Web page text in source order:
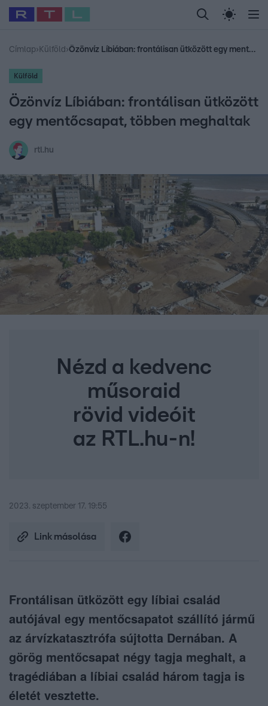
Legfrissebb RTL Híradó Randi Celeb vagyok,
Babits Marcella Most Wanted Gallusz
Címlap› Külföld › Özönvíz Líbiában: frontálisan ütközött egy mentőcsapat, többen meghaltak
Külföld
Özönvíz Líbiában: frontálisan ütközött
egy mentőcsapat, többen meghaltak
rtl.hu
Nézd a kedvenc
műsoraid
rövid videóit
az RTL.hu-n!
2023. szeptember 17. 19:55
Link másolása
Frontálisan ütközött egy líbiai család
autójával egy mentőcsapatot szállító jármű
az árvízkatasztrófa sújtotta Dernában. A
görög mentőcsapat négy tagja meghalt, a
tragédiában a líbiai család három tagja is
életét vesztette.